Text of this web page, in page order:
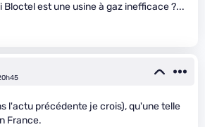
Bloctel est une usine à gaz inefficace ?...
l'actu précédente je crois), qu'une telle
France.